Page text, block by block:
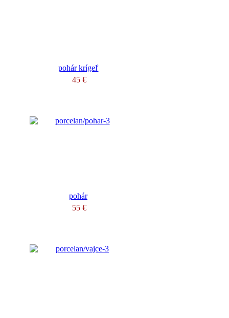
pohár krígeľ
45 €
pohár
55 €